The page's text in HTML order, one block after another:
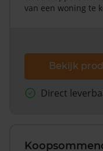
van een woning te
Bekijk
Direct